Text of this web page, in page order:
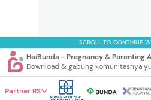
SCROLL TO CONTINUE
HaiBunda - Pregnancy & Parenting
Download & gabung komunitasnya
Partner RS